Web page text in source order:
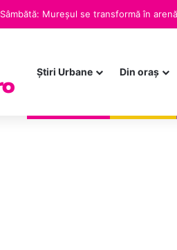
Sâmbătă: Mureșul se transformă în
Ştiri Urbane Din oraș